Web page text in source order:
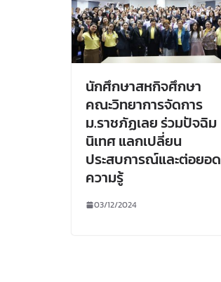
นักศึกษาสหกิจศึกษา
คณะวิทยาการจัดการ
ม.ราชภัฏเลย ร่วมปัจฉิม
นิเทศ แลกเปลี่ยน
ประสบการณ์และต่อยอด
ความรู้
03/12/2024